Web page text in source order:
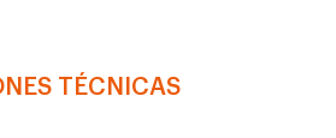
TÉCNICAS